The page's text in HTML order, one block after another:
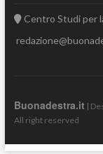
Centro Studi per
Buonadestra.it |
All right reserved